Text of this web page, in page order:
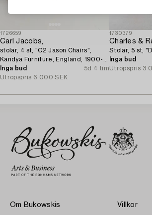
1726659
Carl Jacobs,
stolar, 4 st, "C2 Jason Chairs",
Kandya Furniture, England, 1900-
talets mitt.
Inga bud
5d 4 tim
Utropspris 6 000 SEK
1730379
Charles &
Stolar, 5 st,
Inga bud
Utropspris 3
Om Bukowskis Villkor